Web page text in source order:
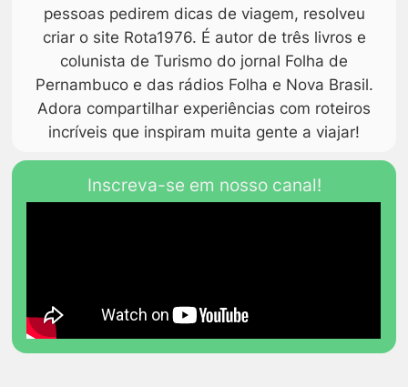
pessoas pedirem dicas de viagem, resolveu
criar o site Rota1976. É autor de três livros e
colunista de Turismo do jornal Folha de
Pernambuco e das rádios Folha e Nova Brasil.
Adora compartilhar experiências com roteiros
incríveis que inspiram muita gente a viajar!
Inscreva-se em nosso canal!